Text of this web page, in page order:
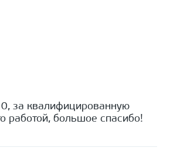
за квалифицированную
работой, большое спасибо!